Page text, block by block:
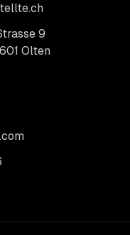
9
Olten